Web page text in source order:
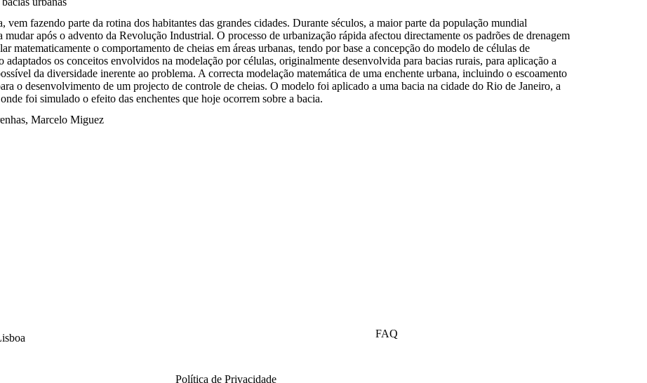
vem fazendo parte da rotina dos habitantes das grandes cidades. Durante séculos, a maior parte da população mundial
após o advento da Revolução Industrial. O processo de urbanização rápida afectou directamente os padrões de drenagem
matematicamente o comportamento de cheias em áreas urbanas, tendo por base a concepção do modelo de células de
adaptados os conceitos envolvidos na modelação por células, originalmente desenvolvida para bacias rurais, para aplicação a
da diversidade inerente ao problema. A correcta modelação matemática de uma enchente urbana, incluindo o escoamento
o desenvolvimento de um projecto de controle de cheias. O modelo foi aplicado a uma bacia na cidade do Rio de Janeiro, a
foi simulado o efeito das enchentes que hoje ocorrem sobre a bacia.
Marcelo Miguez
Política de Privacidade
FAQ